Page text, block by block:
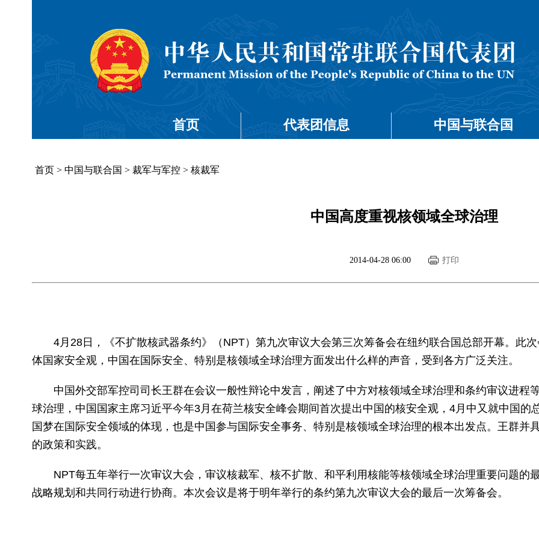
首页 代表团信息 中国与联合国
首页 > 中国与联合国 > 裁军与军控 > 核裁军
中国高度重视核领域全球治理
2014-04-28 06:00 打印
4月28日，《不扩散核武器条约》（NPT）第九次审议大会第三次筹备会在纽约联合国总部开幕。此
体国家安全观，中国在国际安全、特别是核领域全球治理方面发出什么样的声音，受到各方广泛关注。
中国外交部军控司司长王群在会议一般性辩论中发言，阐述了中方对核领域全球治理和条约审议进程
球治理，中国国家主席习近平今年3月在荷兰核安全峰会期间首次提出中国的核安全观，4月中又就中国的
国梦在国际安全领域的体现，也是中国参与国际安全事务、特别是核领域全球治理的根本出发点。王群并
的政策和实践。
NPT每五年举行一次审议大会，审议核裁军、核不扩散、和平利用核能等核领域全球治理重要问题的
战略规划和共同行动进行协商。本次会议是将于明年举行的条约第九次审议大会的最后一次筹备会。